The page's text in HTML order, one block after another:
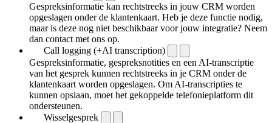
Gespreksinformatie kan rechtstreeks in jouw CRM worden
opgeslagen onder de klantenkaart. Heb je deze functie nodig,
maar is deze nog niet beschikbaar voor jouw integratie? Neem
dan contact met ons op.
Call logging (+AI transcription)
Gespreksinformatie, gespreksnotities en een AI-transcriptie
van het gesprek kunnen rechtstreeks in je CRM onder de
klantenkaart worden opgeslagen. Om AI-transcripties te
kunnen opslaan, moet het gekoppelde telefonieplatform dit
ondersteunen.
Wisselgesprek